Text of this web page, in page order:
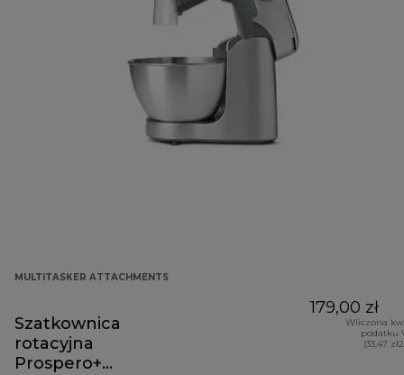
MULTITASKER ATTACHMENTS
Szatkownica
rotacyjna
Prospero+
179,00 zł
Wliczona
podatku
(33,47